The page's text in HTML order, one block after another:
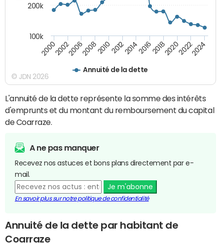
Annuité de la dette
200020022006200820102012201420162018202020222024
100k
200k
© JDN 2026
L'annuité de la dette représente la somme des intérêts
d'emprunts et du montant du remboursement du capital
de Coarraze.
A ne pas manquer
Recevez nos astuces et bons plans directement par e-
mail.
Je m'abonne
En savoir plus sur notre politique de confidentialité
Annuité de la dette par habitant de
Coarraze